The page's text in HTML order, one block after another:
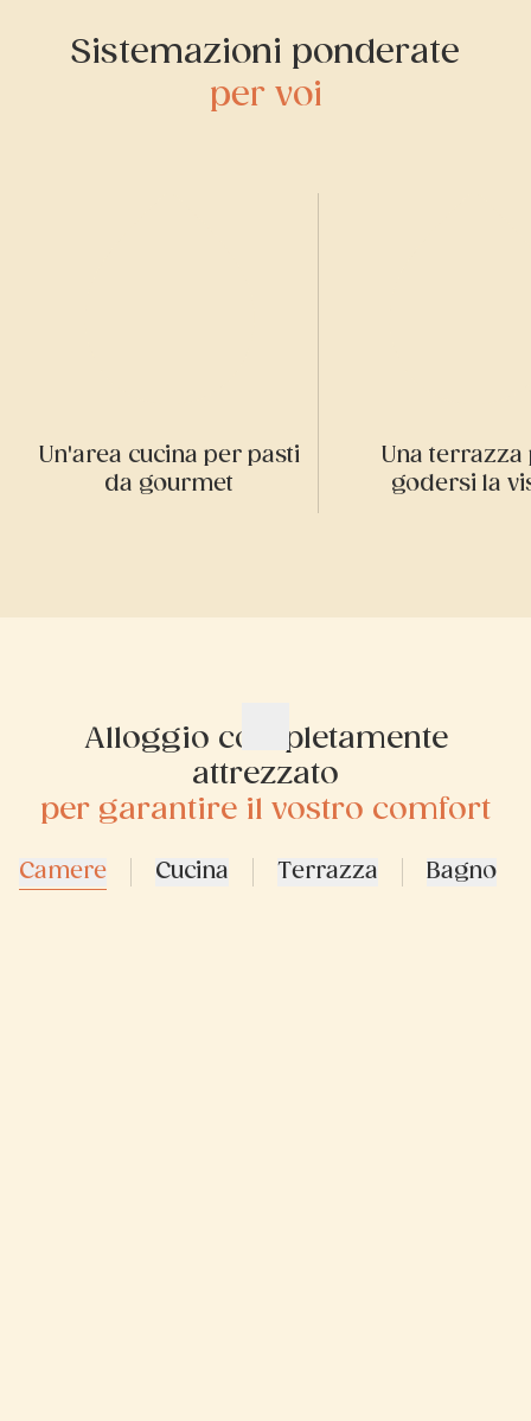
Sistemazioni ponderate
per voi
Un'area cucina per pasti
da gourmet
Una terrazza
godersi la
Alloggio completamente
attrezzato
per garantire il vostro comfort
Camere Cucina Terrazza Bagno